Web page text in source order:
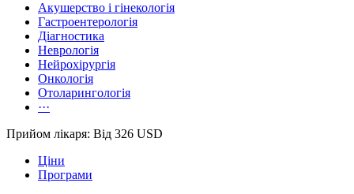
Акушерство і гінекологія
Гастроентерологія
Діагностика
Неврологія
Нейрохірургія
Онкологія
Отоларингологія
···
Прийом лікаря: Від 326 USD
Ціни
Програми